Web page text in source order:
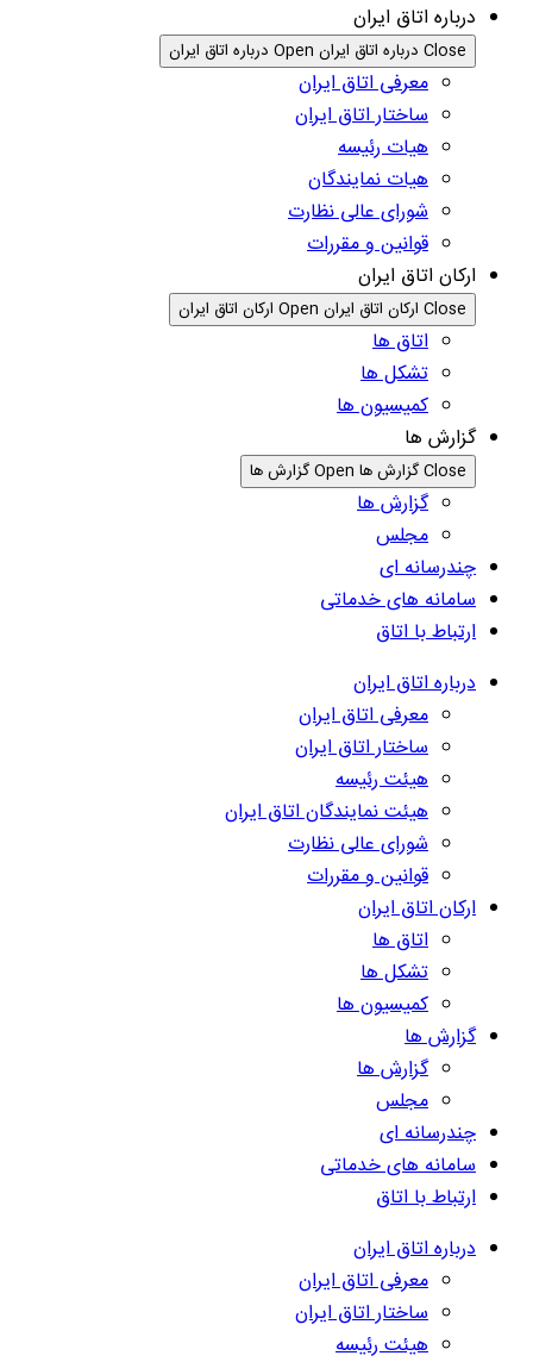
درباره اتاق ایران
Close درباره اتاق ایران Open درباره اتاق ایران
معرفی اتاق ایران
ساختار اتاق ایران
هیات رئیسه
هیات نمایندگان
شورای عالی نظارت
قوانین و مقررات
ارکان اتاق ایران
Close ارکان اتاق ایران Open ارکان اتاق ایران
اتاق ها
تشکل ها
کمیسیون ها
گزارش ها
Close گزارش ها Open گزارش ها
گزارش ها
مجلس
چندرسانه ای
سامانه های خدماتی
ارتباط با اتاق
درباره اتاق ایران
معرفی اتاق ایران
ساختار اتاق ایران
هیئت رئیسه
هیئت نمایندگان اتاق ایران
شورای عالی نظارت
قوانین و مقررات
ارکان اتاق ایران
اتاق ها
تشکل ها
کمیسیون ها
گزارش ها
گزارش ها
مجلس
چندرسانه ای
سامانه های خدماتی
ارتباط با اتاق
درباره اتاق ایران
معرفی اتاق ایران
ساختار اتاق ایران
هیئت رئیسه